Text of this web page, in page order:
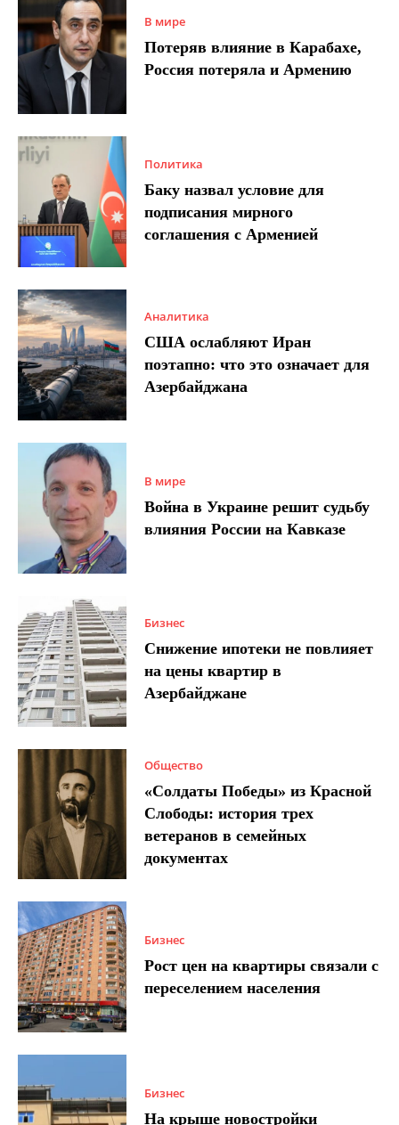
В мире
Потеряв влияние в Карабахе,
Россия потеряла и Армению
Политика
Баку назвал условие для
подписания мирного
соглашения с Арменией
Аналитика
США ослабляют Иран
поэтапно: что это означает для
Азербайджана
В мире
Война в Украине решит судьбу
влияния России на Кавказе
Бизнес
Снижение ипотеки не повлияет
на цены квартир в
Азербайджане
Общество
«Солдаты Победы» из Красной
Слободы: история трех
ветеранов в семейных
документах
Бизнес
Рост цен на квартиры связали с
переселением населения
Бизнес
На крыше новостройки